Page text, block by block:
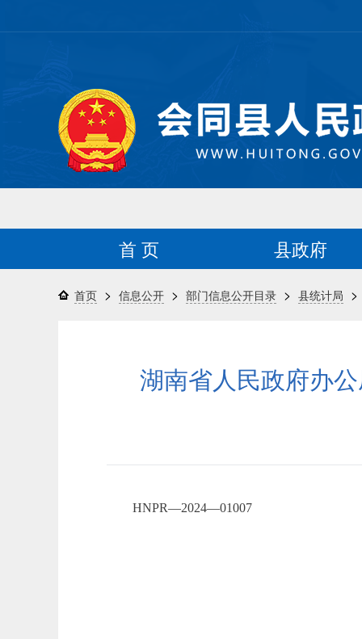
首 页 县政府
首页 > 信息公开 > 部门信息公开目录 > 县统计局 >
湖南省人民政府办
HNPR—2024—01007